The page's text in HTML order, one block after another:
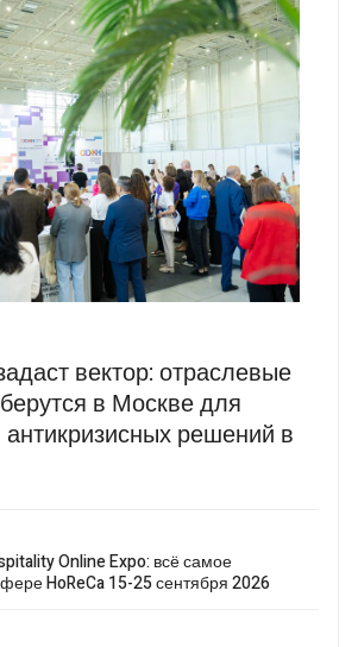
вектор: отраслевые
в Москве для
решений в
Online Expo: всё самое
HoReCa 15-25 сентября 2026